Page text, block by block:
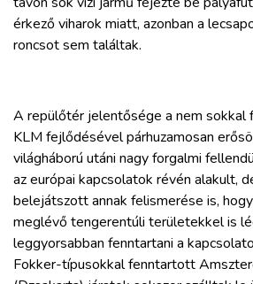
érkező viharok miatt, azonban a
roncsot sem találtak.
A repülőtér jelentősége a nem sokkal
KLM fejlődésével párhuzamosan
világháború utáni nagy forgalmi
az európai kapcsolatok révén alakult,
belejátszott annak felismerése is,
meglévő tengerentúli területekkel is
leggyorsabban fenntartani a
Fokker-típusokkal fenntartott